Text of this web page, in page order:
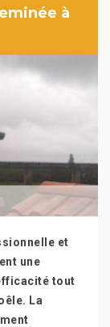
à
et
une
tout
La